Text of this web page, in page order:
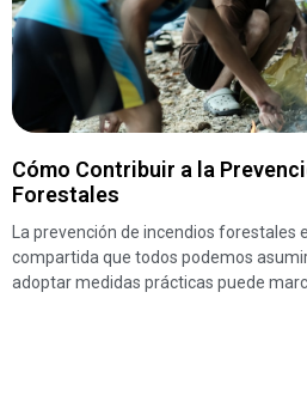
Cómo Contribuir a la
Forestales
La prevención de incendios forestales
compartida que todos podemos
adoptar medidas prácticas puede